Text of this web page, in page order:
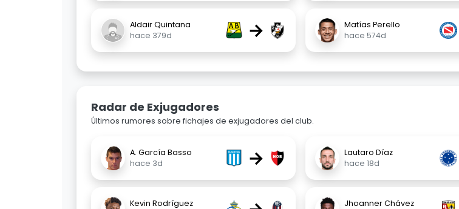
Aldair Quintana
hace 379d
→
Matías Perello
hace 574d
Radar de Exjugadores
Últimos rumores sobre fichajes de exjugadores del club.
A. García Basso
hace 3d
→
Lautaro Díaz
hace 18d
Kevin Rodríguez Jhoanner Chávez